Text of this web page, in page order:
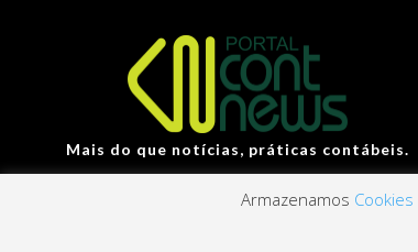
Mais do que notícias, práticas contábeis.
Armazenamos Cookies